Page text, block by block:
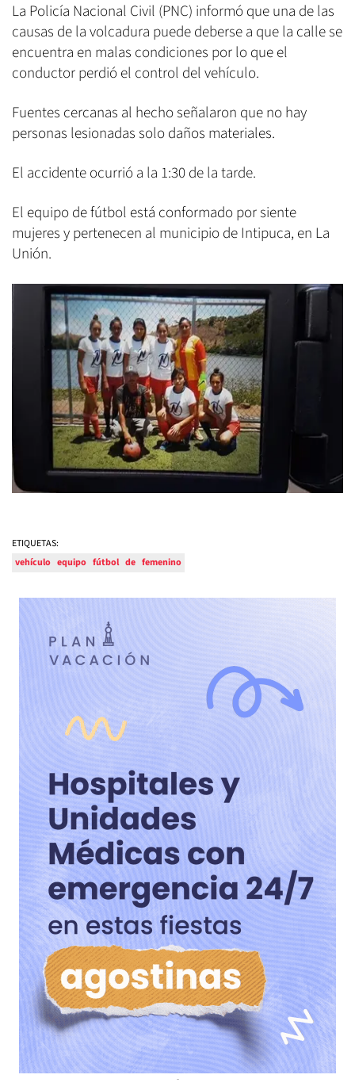
La Policía Nacional Civil (PNC) informó que una de las
causas de la volcadura puede deberse a que la calle se
encuentra en malas condiciones por lo que el
conductor perdió el control del vehículo.
Fuentes cercanas al hecho señalaron que no hay
personas lesionadas solo daños materiales.
El accidente ocurrió a la 1:30 de la tarde.
El equipo de fútbol está conformado por siente
mujeres y pertenecen al municipio de Intipuca, en La
Unión.
ETIQUETAS:
vehículo equipo fútbol de femenino